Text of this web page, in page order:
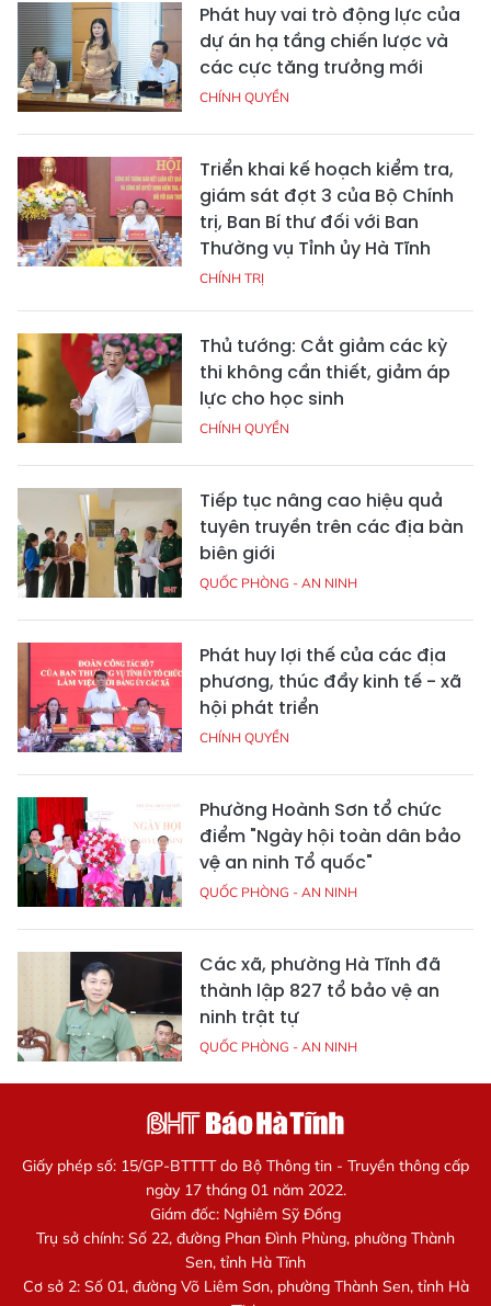
Phát huy vai trò động lực của
dự án hạ tầng chiến lược và
các cực tăng trưởng mới
CHÍNH QUYỀN
Triển khai kế hoạch kiểm tra,
giám sát đợt 3 của Bộ Chính
trị, Ban Bí thư đối với Ban
Thường vụ Tỉnh ủy Hà Tĩnh
CHÍNH TRỊ
Thủ tướng: Cắt giảm các kỳ
thi không cần thiết, giảm áp
lực cho học sinh
CHÍNH QUYỀN
Tiếp tục nâng cao hiệu quả
tuyên truyền trên các địa bàn
biên giới
QUỐC PHÒNG - AN NINH
Phát huy lợi thế của các địa
phương, thúc đẩy kinh tế - xã
hội phát triển
CHÍNH QUYỀN
Phường Hoành Sơn tổ chức
điểm "Ngày hội toàn dân bảo
vệ an ninh Tổ quốc"
QUỐC PHÒNG - AN NINH
Các xã, phường Hà Tĩnh đã
thành lập 827 tổ bảo vệ an
ninh trật tự
QUỐC PHÒNG - AN NINH
Giấy phép số: 15/GP-BTTTT do Bộ Thông tin - Truyền thông cấp
ngày 17 tháng 01 năm 2022.
Giám đốc: Nghiêm Sỹ Đống
Trụ sở chính: Số 22, đường Phan Đình Phùng, phường Thành
Sen, tỉnh Hà Tĩnh
Cơ sở 2: Số 01, đường Võ Liêm Sơn, phường Thành Sen, tỉnh Hà